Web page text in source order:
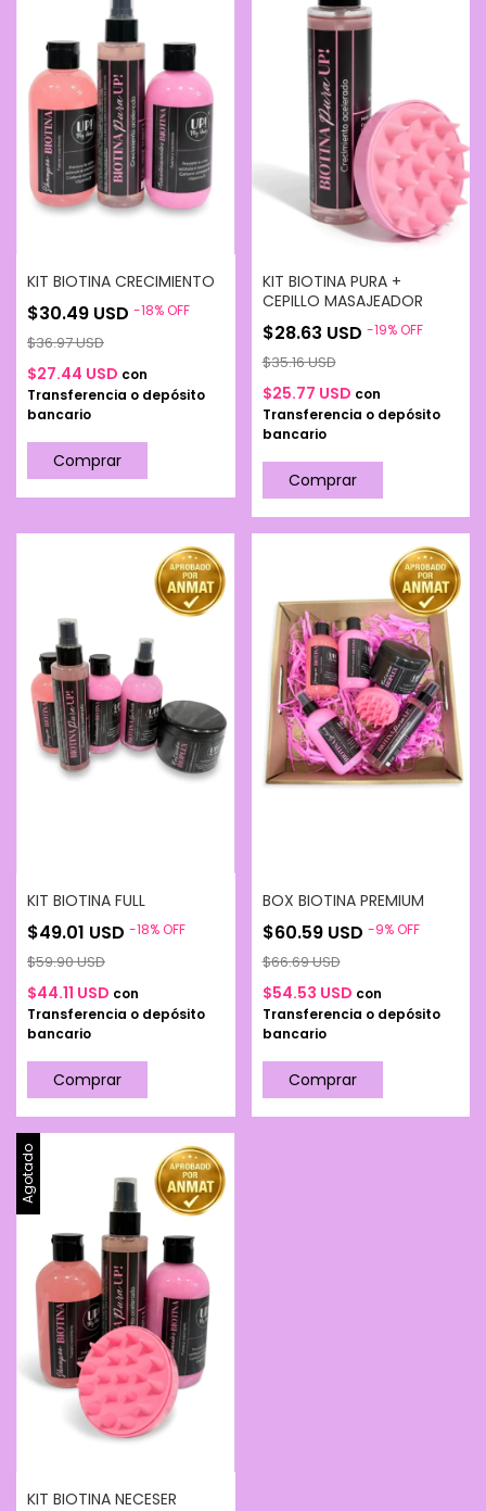
acondicionador y usar de forma habitual.
KIT BIOTINA CRECIMIENTO
$30.49 USD -18%OFF
$36.97 USD
$27.44 USD con
Transferencia o depósito
bancario
KIT BIOTINA PURA +
CEPILLO MASAJEADOR
$28.63 USD -19%OFF
$35.16 USD
$25.77 USD con
Transferencia o depósito
bancario
KIT BIOTINA FULL
$49.01 USD -18%OFF
$59.90 USD
$44.11 USD con
Transferencia o depósito
bancario
BOX BIOTINA PREMIUM
$60.59 USD -9%OFF
$66.69 USD
$54.53 USD con
Transferencia o depósito
bancario
Agotado
KIT BIOTINA NECESER